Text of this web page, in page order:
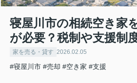
寝屋川市の相続空き家
が必要？税制や支援制
家を売る・貸す 2026.02.05
#寝屋川市 #売却 #空き家 #支援